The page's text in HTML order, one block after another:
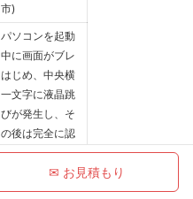
市)
パソコンを起動
中に画面がブレ
はじめ、中央横
一文字に液晶跳
びが発生し、そ
の後は完全に認
識出来ない状
HDMI接続にて
✉ お見積もり